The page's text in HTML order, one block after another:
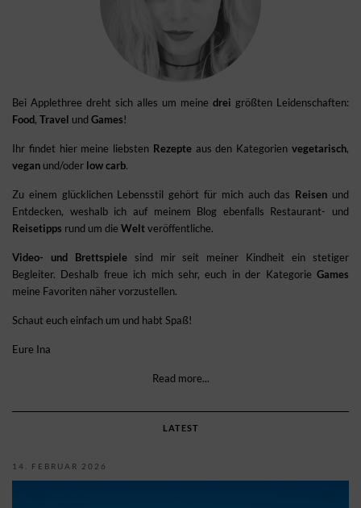
Bei Applethree dreht sich alles um meine drei größten Leidenschaften:
Food, Travel und Games!
Ihr findet hier meine liebsten Rezepteaus den Kategorienvegetarisch,
vegan und/oder low carb.
Zu einem glücklichen Lebensstil gehört für mich auch das Reisen und
Entdecken, weshalb ich auf meinem Blog ebenfalls Restaurant- und
Reisetipps rund um die Weltveröffentliche.
Video- und Brettspielesind mir seit meiner Kindheit ein stetiger
Begleiter. Deshalb freue ich mich sehr, euch in der Kategorie Games
meine Favoriten näher vorzustellen.
Schaut euch einfach um und habt Spaß!
Eure Ina
Read more...
LATEST
14. FEBRUAR 2026